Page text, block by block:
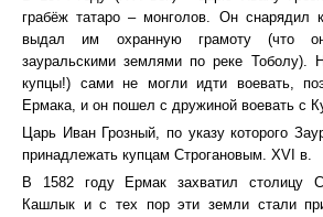
грабёж татаро – монголов. Он снарядил
выдал им охранную грамоту (что
зауральскими землями по реке Тоболу).
купцы!) сами не могли идти воевать,
Ермака, и он пошел с дружиной воевать с
Царь Иван Грозный, по указу которого
принадлежать купцам Строгановым. XVI в.
В 1582 году Ермак захватил столицу
Кашлык и с тех пор эти земли стали